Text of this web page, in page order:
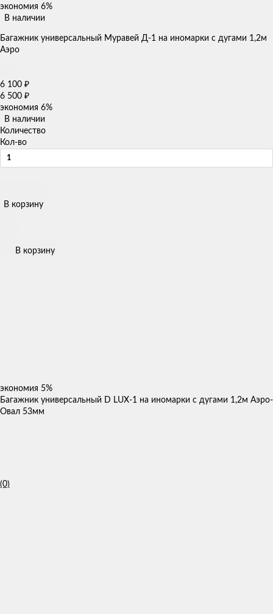
экономия 6%
В наличии
Багажник универсальный Муравей Д-1 на иномарки с дугами 1,2м
Аэро
6 100 ₽
6 500 ₽
экономия 6%
В наличии
Количество
Кол-во
В корзину
В корзину
экономия 5%
Багажник универсальный D LUX-1 на иномарки с дугами 1,2м Аэро-
Овал 53мм
(0)